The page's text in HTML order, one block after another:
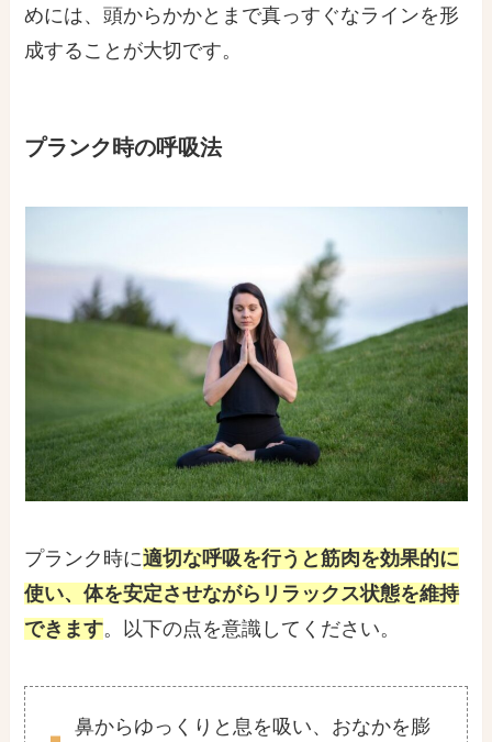
めには、頭からかかとまで真っすぐなラインを形
成することが大切です。
プランク時の呼吸法
プランク時に適切な呼吸を行うと筋肉を効果的に
使い、体を安定させながらリラックス状態を維持
できます。以下の点を意識してください。
鼻からゆっくりと息を吸い、おなかを膨